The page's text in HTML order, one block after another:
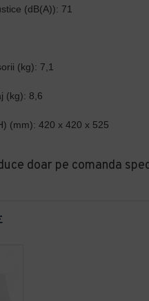
(dB(A)): 71
(kg): 7,1
(kg): 8,6
(mm): 420 x 420 x 525
doar pe comanda